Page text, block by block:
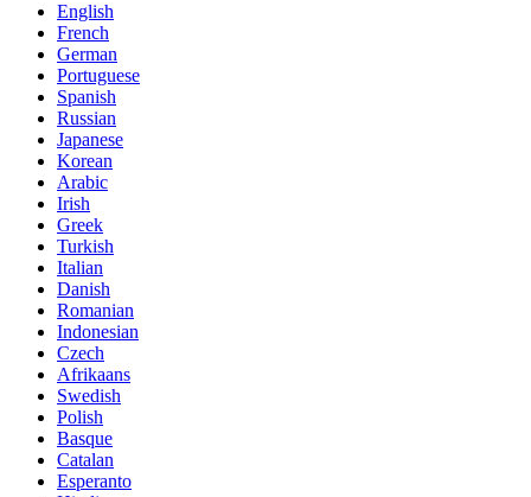
English
French
German
Portuguese
Spanish
Russian
Japanese
Korean
Arabic
Irish
Greek
Turkish
Italian
Danish
Romanian
Indonesian
Czech
Afrikaans
Swedish
Polish
Basque
Catalan
Esperanto